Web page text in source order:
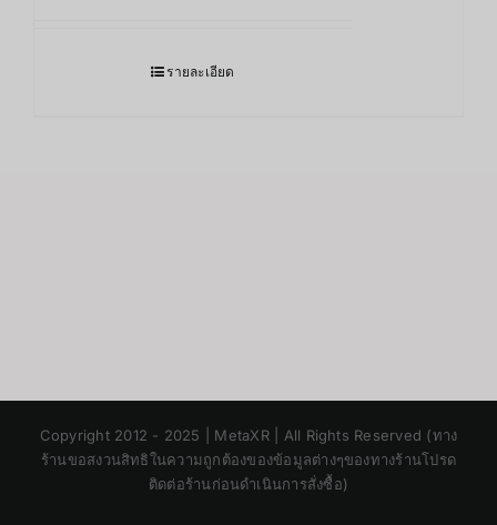
รายละเอียด
Copyright 2012 - 2025 | MetaXR | All Rights Reserved (ทาง
ร้านขอสงวนสิทธิในความถูกต้องของข้อมูลต่างๆของทางร้านโปรด
ติดต่อร้านก่อนดำเนินการสั่งซื้อ)Chinese